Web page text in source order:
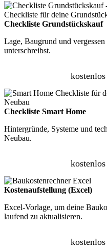
Checkliste Grundstückskauf
Lage, Baugrund und
unterschreibst.
Checkliste Smart Home
Hintergründe, Systeme und
Neubau.
Kostenaufstellung (Excel)
Excel-Vorlage, um deine
laufend zu aktualisieren.